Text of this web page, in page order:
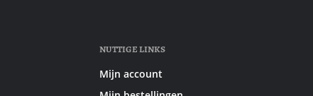
NUTTIGE LINKS
Mijn account